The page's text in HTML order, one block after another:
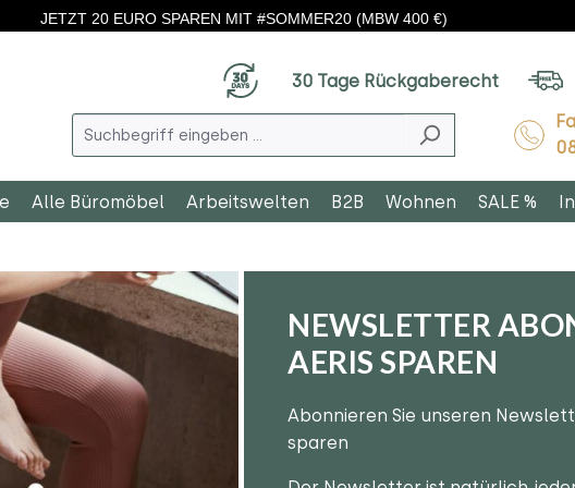
JETZT 20 EURO SPAREN MIT #SOMMER20 (MBW 400 €)
30 Tage Rückgaberecht
Alle Büromöbel Arbeitswelten B2B Wohnen SALE %
NEWSLETTER
AERIS SPAREN
Abonnieren Sie unseren
sparen